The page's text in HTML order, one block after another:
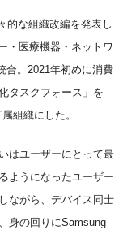
的な組織改編を発表し
・医療機器・ネットワ
合。2021年初めに消費
タスクフォース」を
組織にした。
はユーザーにとって最
ようになったユーザー
ながら、デバイス同士
身の回りにSamsung